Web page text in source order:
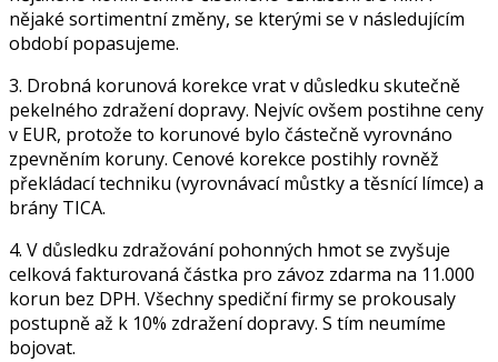
nějaké sortimentní změny, se kterými se v následujícím
období popasujeme.
3. Drobná korunová korekce vrat v důsledku skutečně
pekelného zdražení dopravy. Nejvíc ovšem postihne ceny
v EUR, protože to korunové bylo částečně vyrovnáno
zpevněním koruny. Cenové korekce postihly rovněž
překládací techniku (vyrovnávací můstky a těsnící límce) a
brány TICA.
4. V důsledku zdražování pohonných hmot se zvyšuje
celková fakturovaná částka pro závoz zdarma na 11.000
korun bez DPH. Všechny spediční firmy se prokousaly
postupně až k 10% zdražení dopravy. S tím neumíme
bojovat.